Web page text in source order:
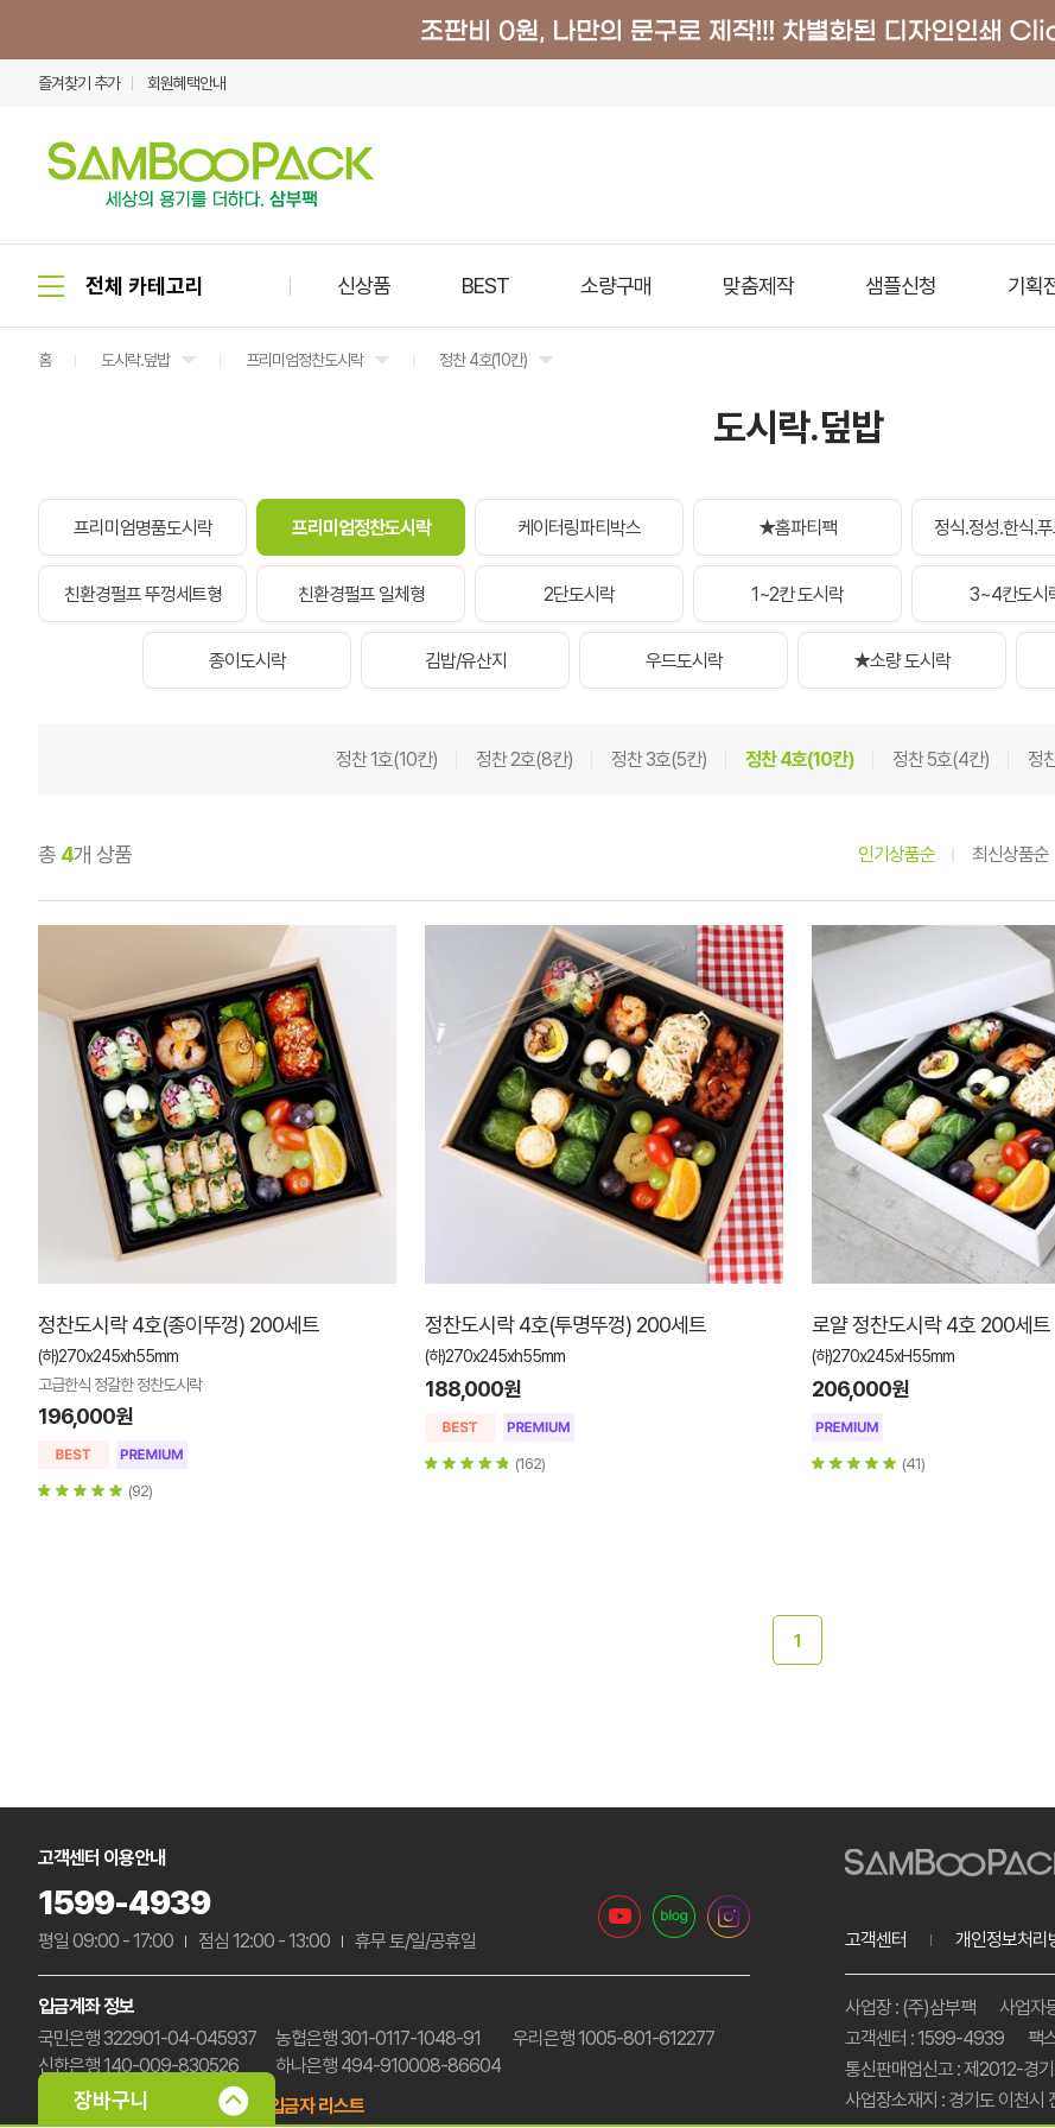
즐겨찾기 추가 회원혜택안내
신상품 BEST 소량구매 맞춤제작 샘플신청 기획
홈 도시락.덮밥 프리미엄정찬도시락 정찬 4호(10칸)
도시락.덮밥
프리미엄명품도시락 프리미엄정찬도시락 케이터링파티박스 ★홈파티팩 정식.정성.한식.
친환경펄프 뚜껑세트형 친환경펄프 일체형 2단도시락 1~2칸 도시락 3~4칸도시
종이도시락 김밥/유산지 우드도시락 ★소량 도시락
정찬 1호(10칸) 정찬 2호(8칸) 정찬 3호(5칸) 정찬 4호(10칸) 정찬 5호(4칸) 정
총 4개 상품 인기상품순 최신상품순
정찬도시락 4호(종이뚜껑) 200세트
(하)270x245xh55mm
고급한식 정갈한 정찬도시락
196,000원
(92)
정찬도시락 4호(투명뚜껑) 200세트
(하)270x245xh55mm
188,000원
(162)
로얄 정찬도시락 4호 200세트
(하)270x245xH55mm
206,000원
(41)
1
고객센터 이용안내
1599-4939
평일 09:00 - 17:00 점심 12:00 - 13:00 휴무 토/일/공휴일
입금계좌 정보
국민은행 322901-04-045937
농협은행 301-0117-1048-91
우리은행 1005-801-612277
신한은행 140-009-830526
하나은행 494-910008-86604
예금주 : (주)삼부팩
미확인 입금자 리스트
고객센터 개인정보처리
사업장 : (주)삼부팩 사업자
고객센터 : 1599-4939
팩
통신판매업신고 : 제2012-경
사업장소재지 : 경기도 이천